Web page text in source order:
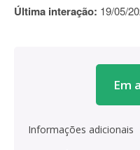
Última interação: 19/05/
Em
Informações adicionais